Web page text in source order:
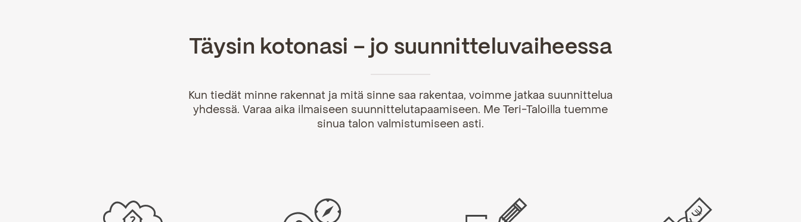
Täysin kotonasi – jo suunnitteluvaiheessa
Kun tiedät minne rakennat ja mitä sinne saa rakentaa, voimme jatkaa suunnittelua
yhdessä. Varaa aika ilmaiseen suunnittelutapaamiseen. Me Teri-Taloilla tuemme
sinua talon valmistumiseen asti.